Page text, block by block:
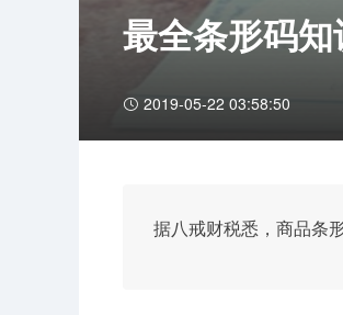
最全条形码知
2019-05-22 03:58:50
据八戒财税悉，商品条